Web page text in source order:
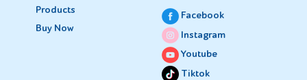
Products
Buy Now
Facebook
Instagram
Youtube
Tiktok